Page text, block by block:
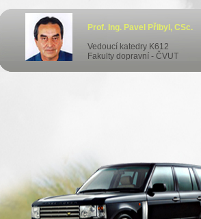
Prof. Ing. Pavel Přibyl, CSc.
Vedoucí katedry K612
Fakulty dopravní - ČVUT